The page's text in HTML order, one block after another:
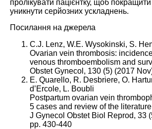
пролікувати пацієнтку, щоб покращити
уникнути серйозних ускладнень.
Посилання на джерела
C.J. Lenz, W.E. Wysokinski, S.
Ovarian vein thrombosis:
venous thromboembolism and
Obstet Gynecol, 130 (5) (2017
E. Quarello, R. Desbriere, O.
d’Ercole, L. Boubli
Postpartum ovarian vein
5 cases and review of the literature
J Gynecol Obstet Biol Reprod, 33
pp. 430-440